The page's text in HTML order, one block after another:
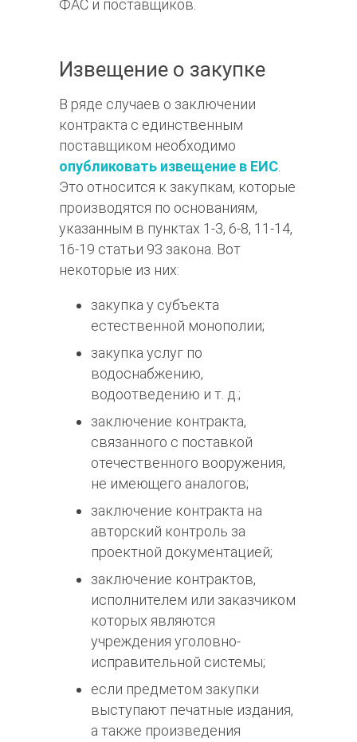
ФАС и поставщиков.
Извещение о закупке
В ряде случаев о заключении
контракта с единственным
поставщиком необходимо
опубликовать извещение в ЕИС.
Это относится к закупкам, которые
производятся по основаниям,
указанным в пунктах 1-3, 6-8, 11-14,
16-19 статьи 93 закона. Вот
некоторые из них:
закупка у субъекта
естественной монополии;
закупка услуг по
водоснабжению,
водоотведению и т. д.;
заключение контракта,
связанного с поставкой
отечественного вооружения,
не имеющего аналогов;
заключение контракта на
авторский контроль за
проектной документацией;
заключение контрактов,
исполнителем или заказчиком
которых являются
учреждения уголовно-
исправительной системы;
если предметом закупки
выступают печатные издания,
а также произведения